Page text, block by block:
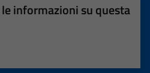
informazioni su questa
su 5
su 5
5